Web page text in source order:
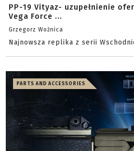
PP-19 Vityaz- uzupełnienie
Vega Force ...
Grzegorz Woźnica
Najnowsza replika z serii
PARTS AND ACCESSORIES